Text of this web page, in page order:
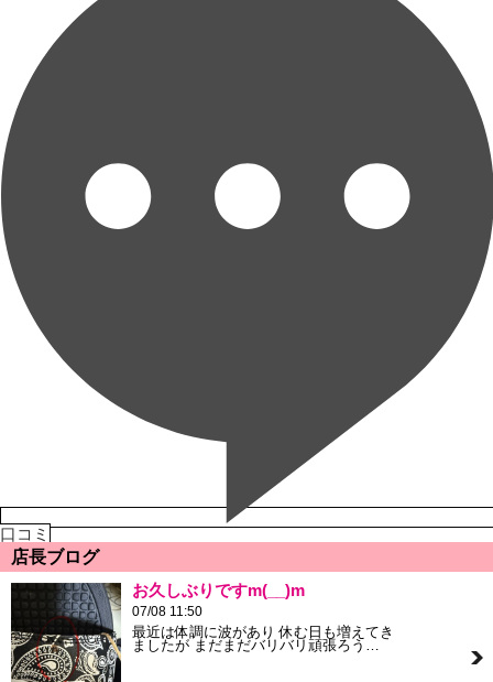
口コミ
店長ブログ
お久しぶりですm(__)m
07/08 11:50
最近は体調に波があり 休む日も増えてき
ましたが まだまだバリバリ頑張ろう…